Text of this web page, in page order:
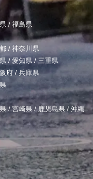
/ 福島県
/ 神奈川県
/ 愛知県 / 三重県
府 /兵庫県
/宮崎県 /鹿児島県 / 沖縄